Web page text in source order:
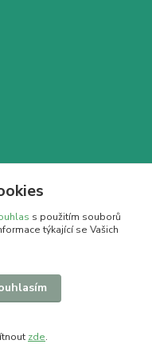
s použitím souborů
týkající se Vašich
zde.